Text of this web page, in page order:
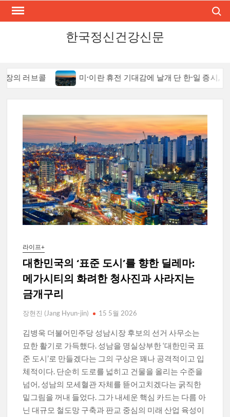
Skip
한국정신건강신문
러브콜 미·이란 휴전 기대감에 날개 단 한·일 증시, 그 이
라이프+
대한민국의 ‘표준 도시’를 향한 딜레마:
메가시티의 화려한 청사진과 사라지는
금개구리
장현진 (Jang Hyun-jin) 15 5월 2026
김병욱 더불어민주당 성남시장 후보의 선거 사무소는
묘한 활기로 가득했다. 성남을 명실상부한 ‘대한민국 표
준 도시’로 만들겠다는 그의 구상은 꽤나 공격적이고 입
체적이다. 단순히 도로를 넓히고 건물을 올리는 수준을
넘어, 성남의 모세혈관 자체를 뜯어고치겠다는 굵직한
밑그림을 꺼내 들었다. 그가 내세운 핵심 카드는 다름 아
닌 대규모 철도망 구축과 판교 중심의 미래 산업 육성이